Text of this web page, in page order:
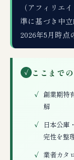
（アフィリエ
準に基づき中
2026年5月時点
✓ ここまで
創業期特
解
日本公庫
完性を整
業者カタ